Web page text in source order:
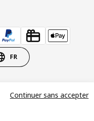
FR
Continuer sans accepter